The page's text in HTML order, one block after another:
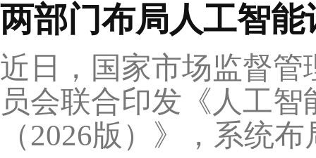
两部门布局人工智
近日，国家市场监督
员会联合印发《人工
（2026版）》，系统